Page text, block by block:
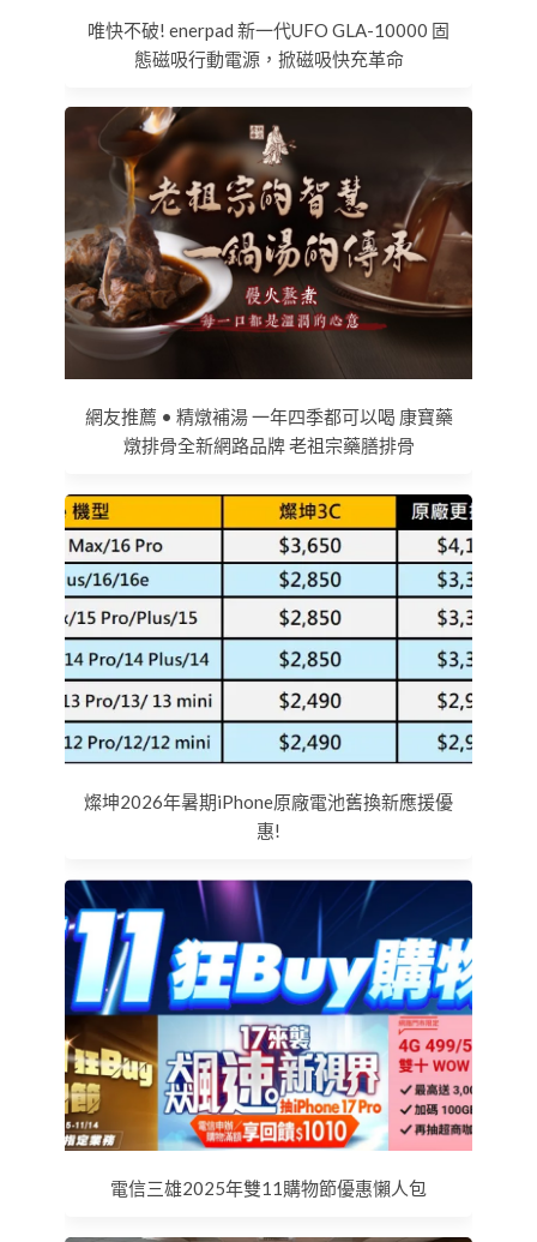
唯快不破! enerpad 新一代UFO GLA-10000 固
態磁吸行動電源，掀磁吸快充革命
網友推薦 • 精燉補湯 一年四季都可以喝 康寶藥
燉排骨全新網路品牌 老祖宗藥膳排骨
燦坤2026年暑期iPhone原廠電池舊換新應援優
惠!
電信三雄2025年雙11購物節優惠懶人包